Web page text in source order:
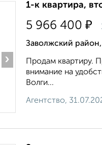
›
1-к квартира,
5 966 400 ₽
Заволжский
Продам квартиру.
внимание на
Волги...
Агентство,